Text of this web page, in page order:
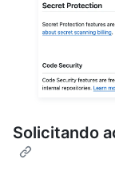
Solicitando